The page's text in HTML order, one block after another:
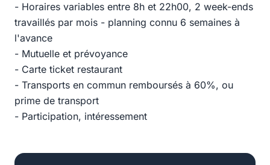
- Horaires variables entre 8h et 22h00, 2 week-ends
travaillés par mois - planning connu 6 semaines à
l'avance
- Mutuelle et prévoyance
- Carte ticket restaurant
- Transports en commun remboursés à 60%, ou
prime de transport
- Participation, intéressement